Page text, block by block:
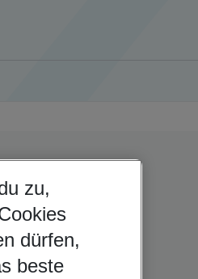
zu,
dürfen,
beste